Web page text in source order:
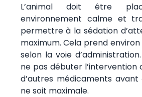
L’animal doit être
environnement calme et
permettre à la sédation
maximum. Cela prend environ
selon la voie
ne pas débuter l’intervention
d’autres médicaments
ne soit maximale.